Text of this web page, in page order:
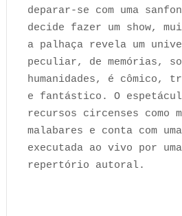
deparar-se com uma
decide fazer um show,
a palhaça revela um
peculiar, de memórias,
humanidades, é cômico,
e fantástico. O
recursos circenses como
malabares e conta com
executada ao vivo por
repertório autoral.